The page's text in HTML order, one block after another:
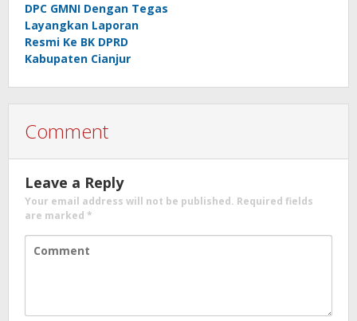
DPC GMNI Dengan Tegas
Layangkan Laporan
Resmi Ke BK DPRD
Kabupaten Cianjur
Comment
Leave a Reply
Your email address will not be published. Required fields
are marked *